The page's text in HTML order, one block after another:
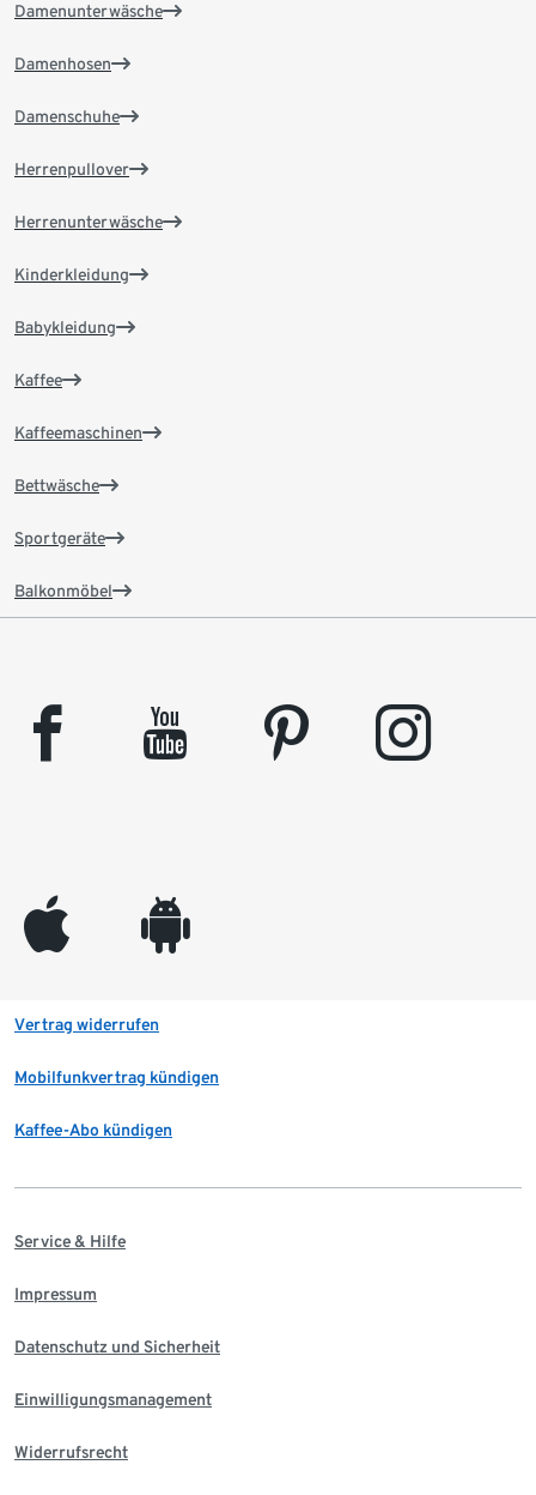
Damenunterwäsche
Damenhosen
Damenschuhe
Herrenpullover
Herrenunterwäsche
Kinderkleidung
Babykleidung
Kaffee
Kaffeemaschinen
Bettwäsche
Sportgeräte
Balkonmöbel
facebook youtube pinterest instagram
appleinc android
Vertrag widerrufen
Mobilfunkvertrag kündigen
Kaffee-Abo kündigen
Service & Hilfe
Impressum
Datenschutz und Sicherheit
Einwilligungsmanagement
Widerrufsrecht